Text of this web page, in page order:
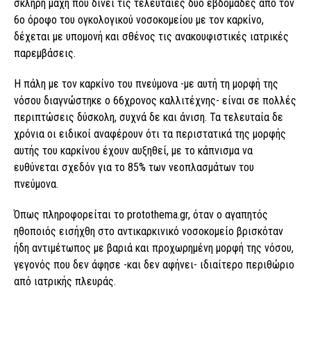
σκληρή μάχη που δίνει τις τελευταίες δύο εβδομάδες από τον
6ο όροφο του ογκολογικού νοσοκομείου με τον καρκίνο,
δέχεται με υπομονή και σθένος τις ανακουφιστικές ιατρικές
παρεμβάσεις.
Η πάλη με τον καρκίνο του πνεύμονα -με αυτή τη μορφή της
νόσου διαγνώστηκε ο 66χρονος καλλιτέχνης- είναι σε πολλές
περιπτώσεις δύσκολη, συχνά δε και άνιση. Τα τελευταία δε
χρόνια οι ειδικοί αναφέρουν ότι τα περιστατικά της μορφής
αυτής του καρκίνου έχουν αυξηθεί, με το κάπνισμα να
ευθύνεται σχεδόν για το 85% των νεοπλασμάτων του
πνεύμονα.
Όπως πληροφορείται το protothema.gr, όταν ο αγαπητός
ηθοποιός εισήχθη στο αντικαρκινικό νοσοκομείο βρισκόταν
ήδη αντιμέτωπος με βαριά και προχωρημένη μορφή της νόσου,
γεγονός που δεν άφησε -και δεν αφήνει- ιδιαίτερο περιθώριο
από ιατρικής πλευράς.